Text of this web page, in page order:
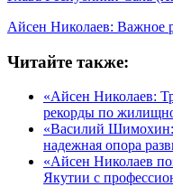
Айсен Николаев: Важное
Читайте также:
«Айсен Николаев:
рекорды по
«Василий
надежная опора
«Айсен Николаев
Якутии с